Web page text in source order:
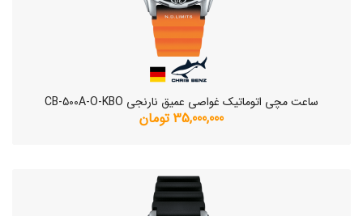
ساعت مچی اتوماتیک غواصی عمیق نارنجی CB-500A-O-KBO
35,000,000 تومان